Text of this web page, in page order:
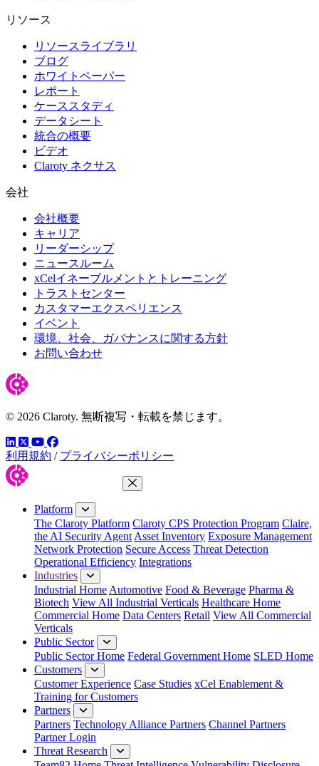
リソース
リソースライブラリ
ブログ
ホワイトペーパー
レポート
ケーススタディ
データシート
統合の概要
ビデオ
Claroty ネクサス
会社
会社概要
キャリア
リーダーシップ
ニュースルーム
xCelイネーブルメントとトレーニング
トラストセンター
カスタマーエクスペリエンス
イベント
環境、社会、ガバナンスに関する方針
お問い合わせ
© 2026 Claroty. 無断複写・転載を禁じます。
LinkedIn
ツイッター
YouTube
Facebook
利用規約 / プライバシーポリシー
Close Menu
Platform
The Claroty Platform Claroty CPS Protection Program Claire,
the AI Security Agent Asset Inventory Exposure Management
Network Protection Secure Access Threat Detection
Operational Efficiency Integrations
Industries
Industrial Home Automotive Food & Beverage Pharma &
Biotech View All Industrial Verticals Healthcare Home
Commercial Home Data Centers Retail View All Commercial
Verticals
Public Sector
Public Sector Home Federal Government Home SLED Home
Customers
Customer Experience Case Studies xCel Enablement &
Training for Customers
Partners
Partners Technology Alliance Partners Channel Partners
Partner Login
Threat Research